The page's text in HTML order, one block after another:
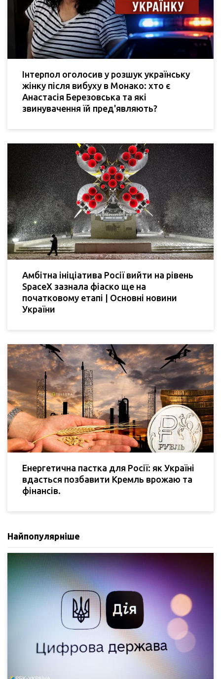
Інтерпол оголосив у розшук українську
жінку після вибуху в Монако: хто є
Анастасія Березовська та які
звинувачення їй пред'являють?
Амбітна ініціатива Росії вийти на рівень
SpaceX зазнала фіаско ще на
початковому етапі | Основні новини
України
Енергетична пастка для Росії: як Україні
вдасться позбавити Кремль врожаю та
фінансів.
Найпопулярніше